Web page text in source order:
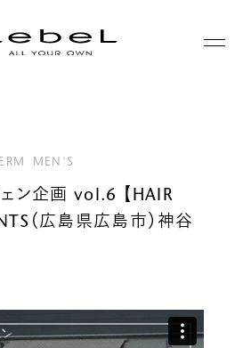
MEN'S
ン企画 vol.6 【HAIR
（広島県広島市）神谷